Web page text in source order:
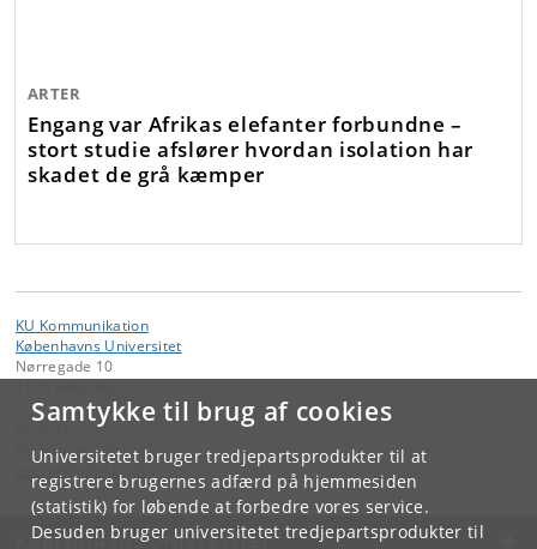
Samtykke til brug af cookies
Universitetet bruger tredjepartsprodukter til at
registrere brugernes adfærd på hjemmesiden
(statistik) for løbende at forbedre vores service.
Desuden bruger universitetet tredjepartsprodukter til
ARTER
Engang var Afrikas elefanter forbundne –
stort studie afslører hvordan isolation har
skadet de grå kæmper
KU Kommunikation
Københavns Universitet
Nørregade 10
KU Kommunikation
KØBENHAVNS UNIVERSITET